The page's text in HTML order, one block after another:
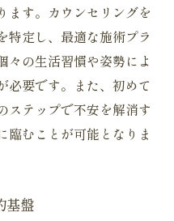
ます。カウンセリングを
特定し、最適な施術プラ
々の生活習慣や姿勢によ
必要です。また、初めて
ステップで不安を解消す
臨むことが可能となりま
基盤